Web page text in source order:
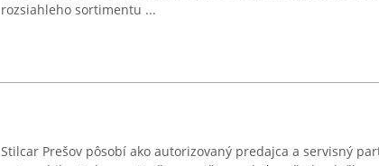
rozsiahleho sortimentu ...
Stilcar Prešov pôsobí ako autorizovaný predajca a servisný